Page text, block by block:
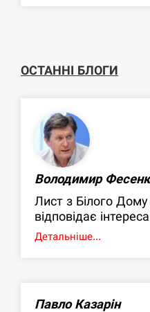
ОСТАННІ БЛОГИ
Володимир
Лист з Білого
відповідає
Детальніше...
Павло Казарін